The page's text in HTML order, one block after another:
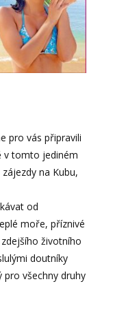
pro vás připravili
v tomto jediném
na Kubu,
od
moře, příznivé
životního
doutníky
všechny druhy